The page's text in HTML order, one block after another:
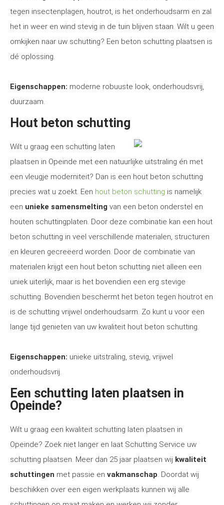
tegen insectenplagen, houtrot, is het onderhoudsarm en zal
het in weer en wind stevig in de tuin blijven staan. Wilt u geen
omkijken naar uw schutting? Een beton schutting plaatsen is
dé oplossing.
Eigenschappen: moderne robuuste look, onderhoudsvrij,
duurzaam.
Hout beton schutting
Wilt u graag een schutting laten
plaatsen in Opeinde met een natuurlijke uitstraling én met
een vleugje moderniteit? Dan is een hout beton schutting
precies wat u zoekt. Een hout beton schutting is namelijk
een unieke samensmelting van een beton onderstel en
houten schuttingplaten. Door deze combinatie kan een hout
beton schutting in veel verschillende materialen, structuren
en kleuren gecreëerd worden. Door de combinatie van
materialen krijgt een hout beton schutting niet alleen een
uniek uiterlijk, maar is het bovendien een erg stevige
schutting. Bovendien beschermt het beton tegen houtrot en
is de schutting vrijwel onderhoudsarm. Zo kunt u voor een
lange tijd genieten van uw kwaliteit hout beton schutting.
Eigenschappen: unieke uitstraling, stevig, vrijwel
onderhoudsvrij.
Een schutting laten plaatsen in
Opeinde?
Wilt u graag een kwaliteit schutting laten plaatsen in
Opeinde? Zoek niet langer en laat Schutting Service uw
schutting plaatsen. Meer dan 25 jaar plaatsen wij kwaliteit
schuttingen met passie en vakmanschap. Doordat wij
beschikken over een eigen werkplaats kunnen wij alle